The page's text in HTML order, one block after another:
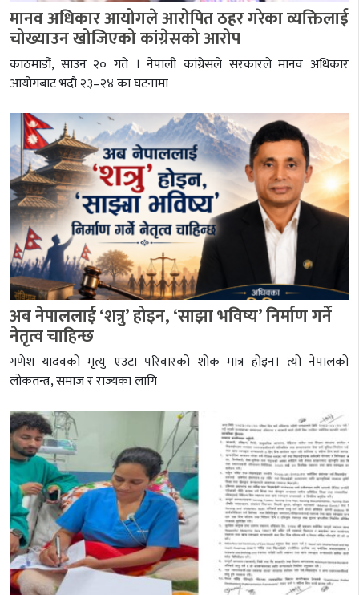
मानव अधिकार आयोगले आरोपित ठहर गरेका व्यक्तिलाई
चोख्याउन खोजिएको कांग्रेसको आरोप
काठमाडौं, साउन २० गते । नेपाली कांग्रेसले सरकारले मानव अधिकार
आयोगबाट भदौ २३–२४ का घटनामा
अब नेपाललाई ‘शत्रु’ होइन, ‘साझा भविष्य’ निर्माण गर्ने
नेतृत्व चाहिन्छ
गणेश यादवको मृत्यु एउटा परिवारको शोक मात्र होइन। त्यो नेपालको
लोकतन्त्र, समाज र राज्यका लागि